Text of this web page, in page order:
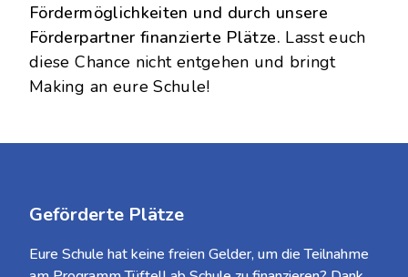
Fördermöglichkeiten und durch unsere
Förderpartner finanzierte Plätze. Lasst euch
diese Chance nicht entgehen und bringt
Making an eure Schule!
Geförderte Plätze
Eure Schule hat keine freien Gelder, um die Teilnahme